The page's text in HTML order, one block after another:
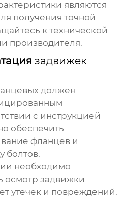
являются
получения точной
к технической
производителя.
задвижек
должен
с инструкцией
обеспечить
фланцев и
болтов.
необходимо
осмотрзадвижки
утечек и повреждений.